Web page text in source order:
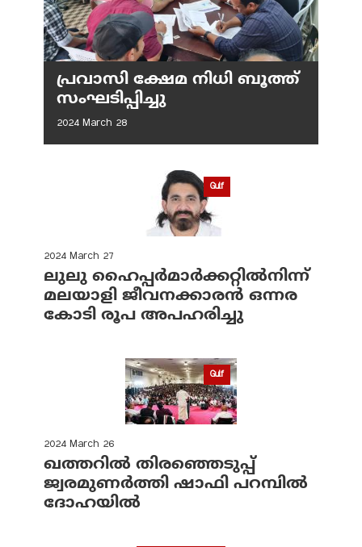
പ്രവാസി ക്ഷേമ നിധി ബൂത്ത്
സംഘടിപ്പിച്ചു
2024 March 28
Gulf
2024 March 27
ലുലു ഹൈപ്പര്‍മാര്‍ക്കറ്റില്‍നിന്ന്
മലയാളി ജീവനക്കാരന്‍ ഒന്നര
കോടി രൂപ അപഹരിച്ചു
Gulf
2024 March 26
ഖത്തറിൽ തിരഞ്ഞെടുപ്പ്
ജ്വരമുണർത്തി ഷാഫി പറമ്പിൽ
ദോഹയിൽ